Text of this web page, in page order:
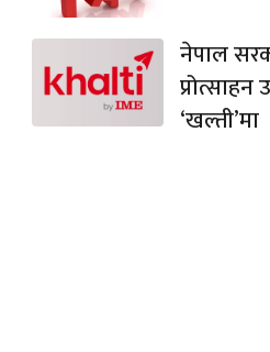
नेपाल
प्रोत्साहन
‘खल्ती’मा